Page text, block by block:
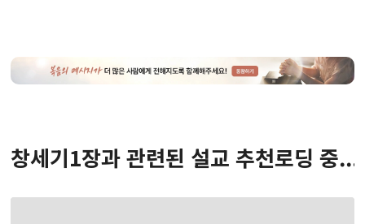
창세기1장과 관련된 설교 추천로딩 중...